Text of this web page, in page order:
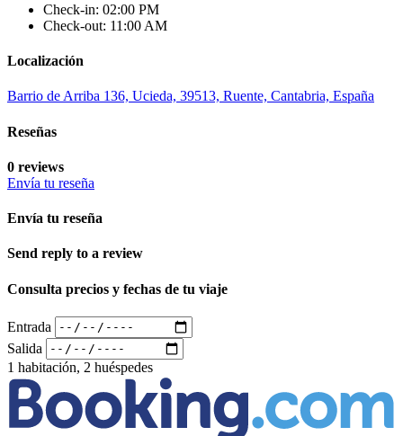
Check-in: 02:00 PM
Check-out: 11:00 AM
Localización
Barrio de Arriba 136, Ucieda, 39513, Ruente, Cantabria, España
Reseñas
0 reviews
Envía tu reseña
Envía tu reseña
Send reply to a review
Consulta precios y fechas de tu viaje
Entrada
Salida
1 habitación, 2 huéspedes